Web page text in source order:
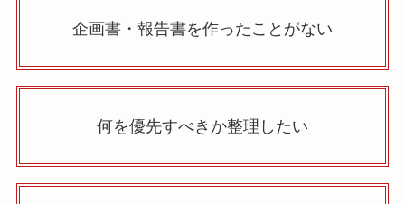
企画書・報告書を作ったことがない
何を優先すべきか整理したい